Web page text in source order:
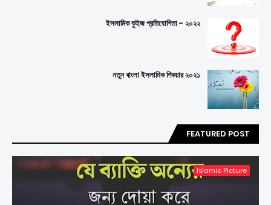
ইসলামিক কুইজ প্রতিযোগিতা - ২০২২
নতুন বাংলা ইসলামিক পিকচার ২০২১
FEATURED POST
Islamic Picture